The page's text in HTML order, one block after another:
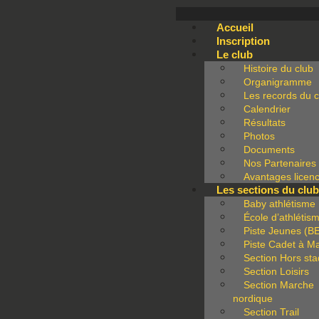
Accueil
Inscription
Le club
Histoire du club
Organigramme
Les records du
Calendrier
Résultats
Photos
Documents
Nos Partenaires
Avantages
Les sections du club
Baby athlétisme
École
Piste Jeunes
Piste Cadet à
Section Hors
Section Loisirs
Section Marche
nordique
Section Trail